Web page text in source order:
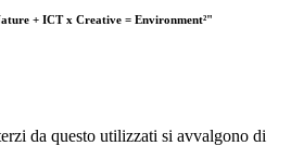
+ ICT x Creative = Environment²"
da questo utilizzati si avvalgono di